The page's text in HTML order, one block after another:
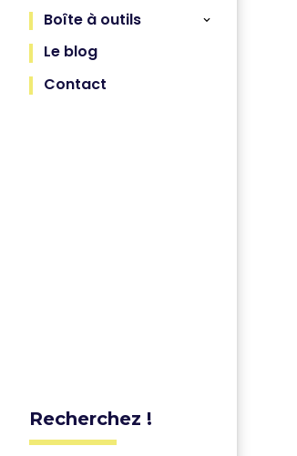
Boîte à outils
Le blog
Contact
Recherchez !